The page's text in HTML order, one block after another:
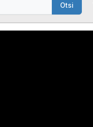
Otsi